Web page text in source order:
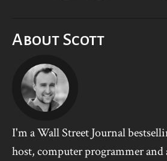
About Scott
I'm a Wall Street Journal
host, computer programmer and